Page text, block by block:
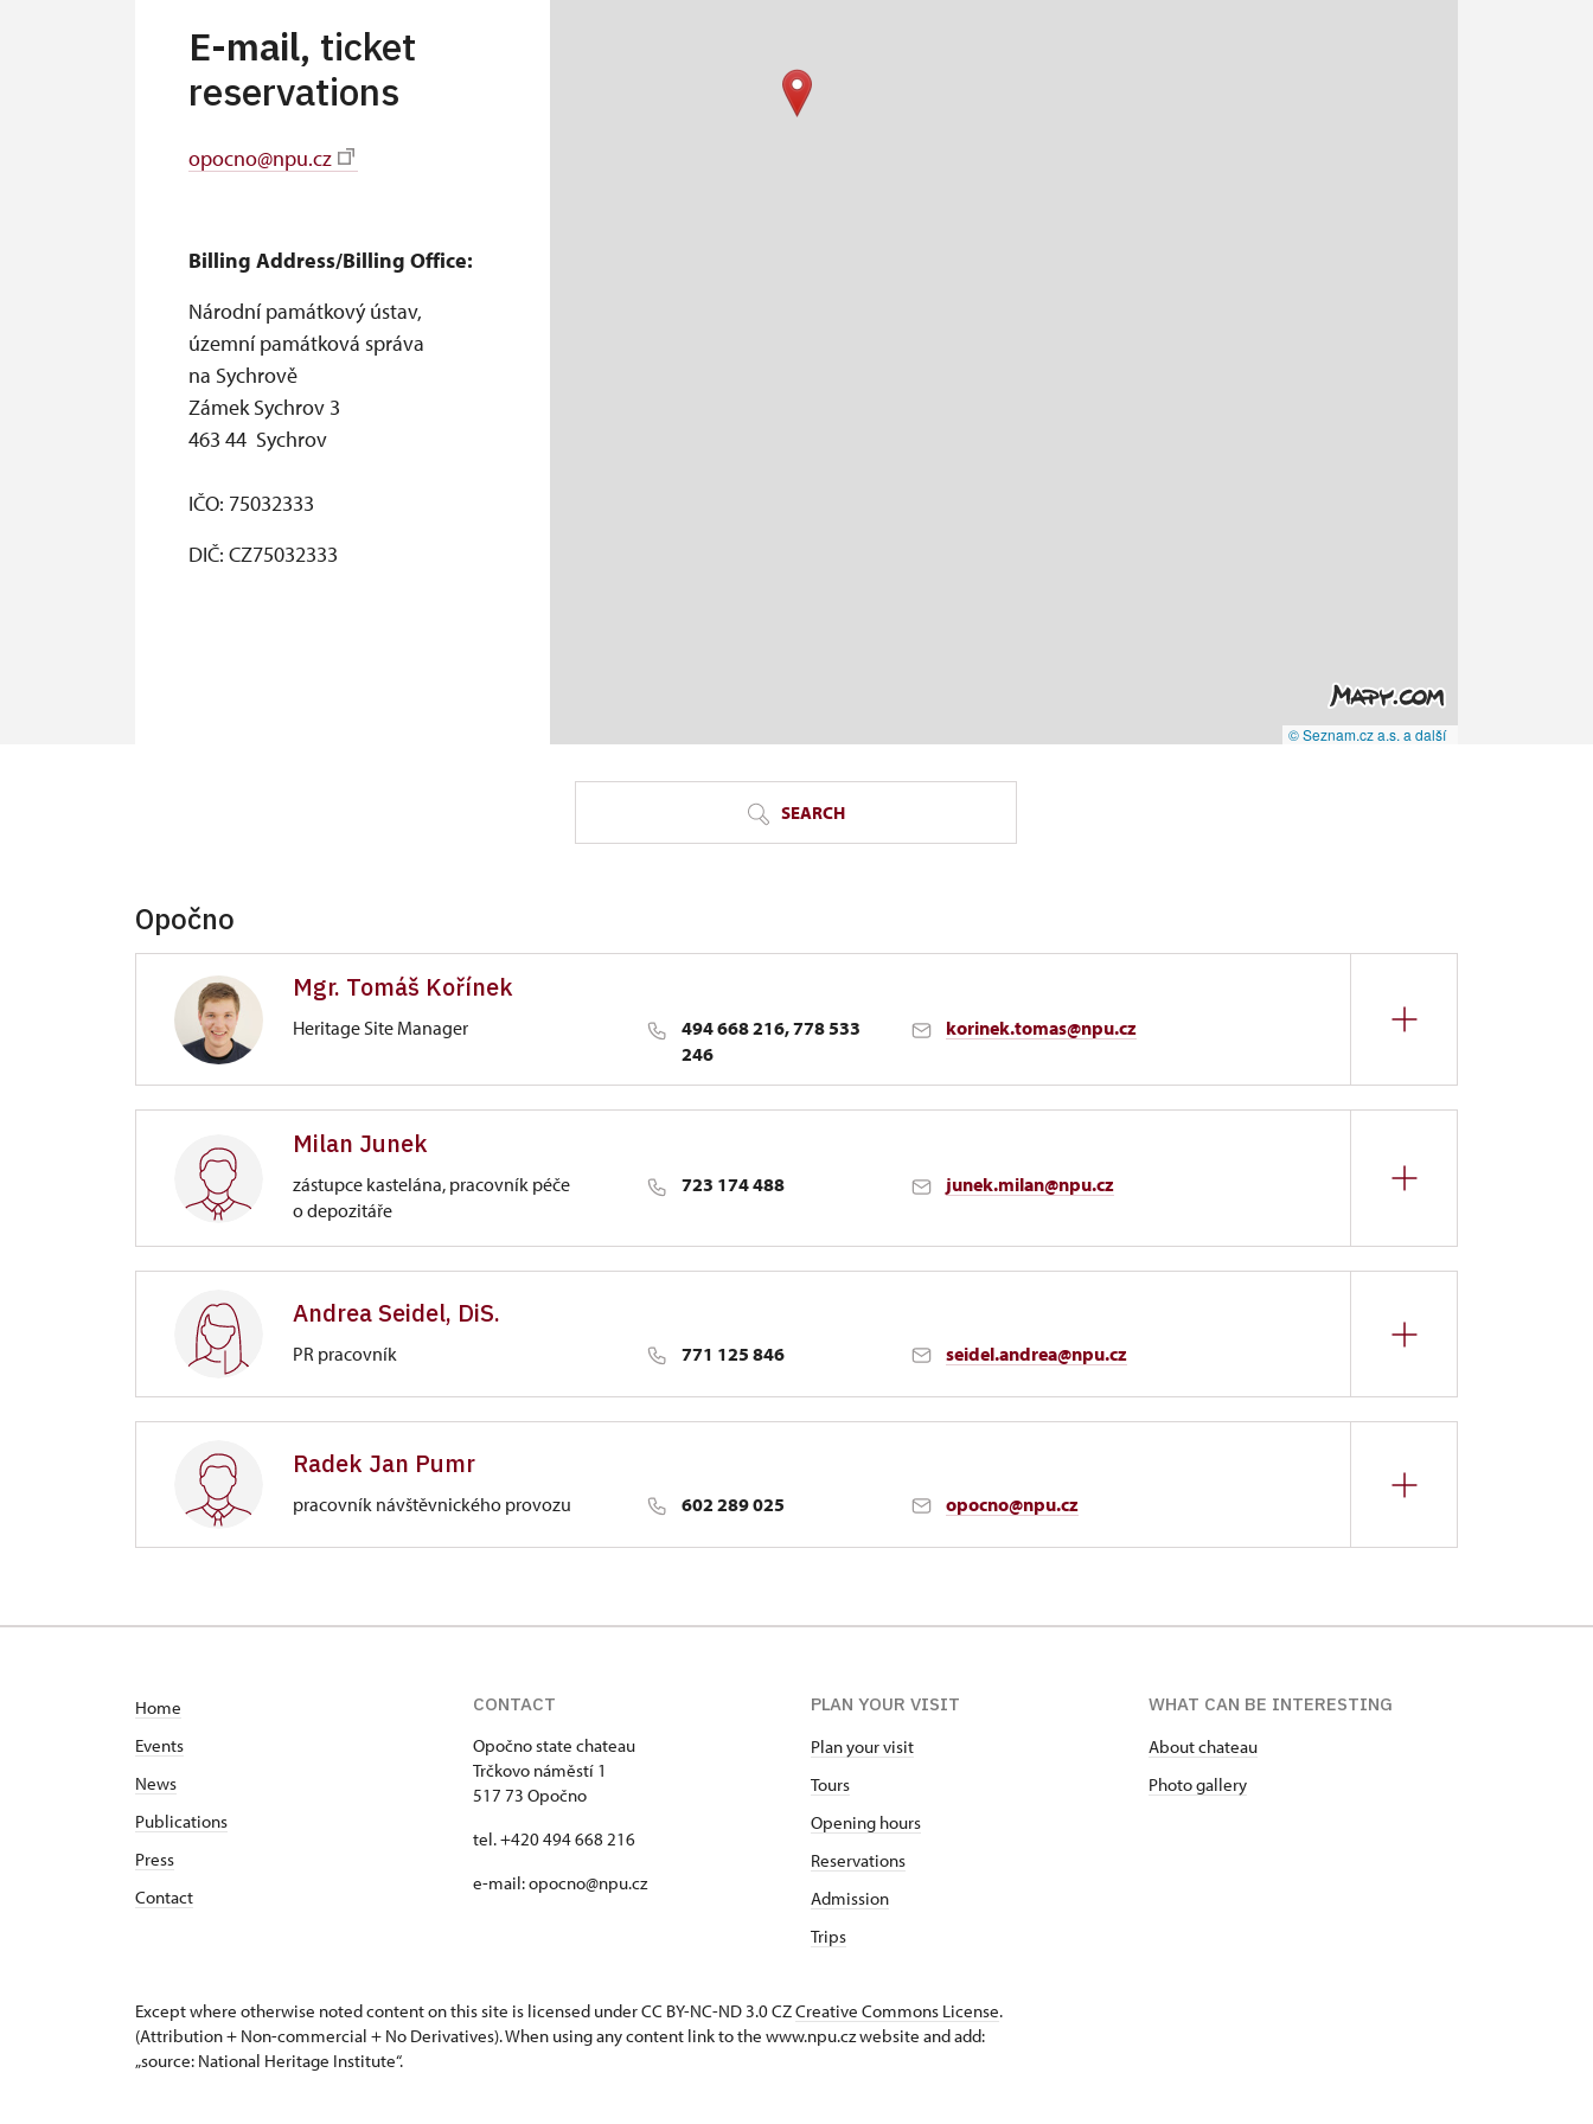
E-mail, ticket
reservations
opocno@npu.cz
Billing Address/Billing Office:
Národní památkový ústav,
územní památková správa
na Sychrově
Zámek Sychrov 3
463 44 Sychrov
IČO: 75032333
DIČ: CZ75032333
© Seznam.cz a.s. a další
SEARCH
Opočno
Mgr. Tomáš Kořínek
Heritage Site Manager
494 668 216, 778 533
246
korinek.tomas@npu.cz
Trčkovo nám. 1/, Opočno
management, ekonomika, smluvní vztahy, správa nemovitostí a sbírek, kulturní akce
Milan Junek
zástupce kastelána, pracovník péče
o depozitáře
723 174 488 junek.milan@npu.cz
Trčkovo nám. 1/, Opočno
sbírkový fond, průvodcovská činnost, návštěvnický provoz, exkluzivní prohlídky, prohlídky s rozšířeným výkladem, dílčí zastupování
Andrea Seidel, DiS.
PR pracovník 771 125 846 seidel.andrea@npu.cz
Trčkovo nám. 1/, Opočno
administrativní práce, propagace, komunikace s médii, svatby, webové stránky
Radek Jan Pumr
pracovník návštěvnického provozu 602 289 025 opocno@npu.cz
Home
Events
News
Publications
Press
Contact
CONTACT
Opočno state chateau
Trčkovo náměstí 1
517 73 Opočno
tel. +420 494 668 216
e-mail: opocno@npu.cz
PLAN YOUR VISIT
Plan your visit
Tours
Opening hours
Reservations
Admission
Trips
WHAT CAN BE INTERESTING
About chateau
Photo gallery
Except where otherwise noted content on this site is licensed under CC BY-NC-ND 3.0 CZCreative Commons License.
(Attribution + Non-commercial + No Derivatives). When using any content link to the www.npu.cz website and add:
„source: National Heritage Institute“.